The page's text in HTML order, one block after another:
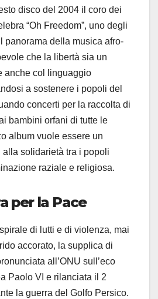
disco del 2004 il coro dei
“Oh Freedom”, uno degli
panorama della musica afro-
che la libertà sia un
anche col linguaggio
a sostenere i popoli del
concerti per la raccolta di
bambini orfani di tutte le
album vuole essere un
solidarietà tra i popoli
raziale e religiosa.
per la Pace
di lutti e di violenza, mai
accorato, la supplica di
all’ONU sull’eco
Paolo VI e rilanciata il 2
la guerra del Golfo Persico.